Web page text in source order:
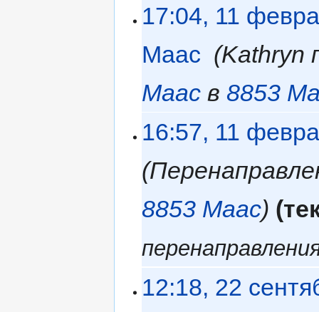
17:04, 11
Маас
Kathryn
Маас в 8853
16:57, 11
8853 Маас
12:18, 22